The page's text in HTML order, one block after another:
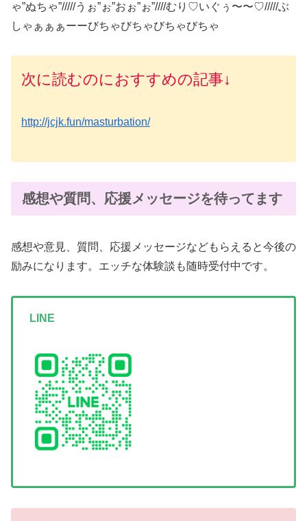
ゃ”ぬちゃ”/////うぉ”ぉ”おぉ”ぉ”////むり♡いぐぅ〜〜♡/////ぶ
しゃぁぁぁーーびちゃびちゃびちゃびちゃ
次に読むのにおすすめの記事↓
http://jcjk.fun/masturbation/
感想や質問、応援メッセージを待ってます
感想や意見、質問、応援メッセージなどもらえると今後の
励みになります。エッチな体験談も随時受付中です。
LINE